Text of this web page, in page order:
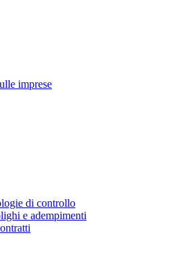
imprese
di controllo
e adempimenti